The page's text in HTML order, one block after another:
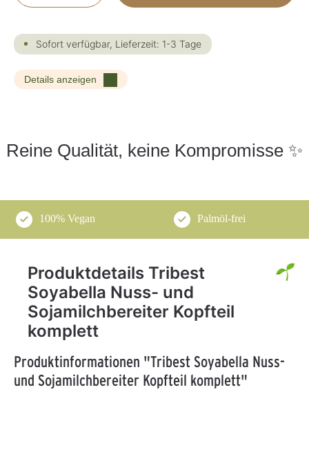
Sofort verfügbar, Lieferzeit: 1-3 Tage
Details anzeigen
Reine Qualität, keine Kompromisse ✨
100% Vegan Palmöl-frei
Produktdetails Tribest
Soyabella Nuss- und
Sojamilchbereiter Kopfteil
komplett
Produktinformationen "Tribest Soyabella Nuss-
und Sojamilchbereiter Kopfteil komplett"